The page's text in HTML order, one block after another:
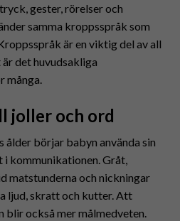
gester, rörelser och
samma kroppsspråk som
är en viktig del av all
det huvudsakliga
joller och ord
ålder börjar babyn använda sin
kommunikationen. Gråt,
matstunderna och nickningar
ljud, skratt och kutter. Att
blir också mer målmedveten.